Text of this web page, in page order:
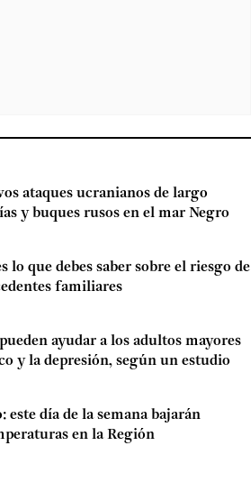
ataques ucranianos de largo
y buques rusos en el mar Negro
lo que debes saber sobre el riesgo de
familiares
ayudar a los adultos mayores
y la depresión, según un estudio
este día de la semana bajarán
en la Región